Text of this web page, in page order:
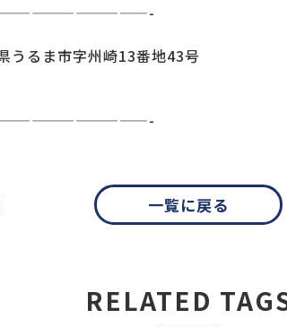
るま市字州崎13番地43号
一覧に戻る
RELATED